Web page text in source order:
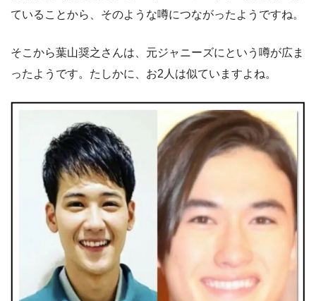
ていることから、そのような噂につながったようですね。
そこから葉山奨之さんは、元ジャニーズにという噂が広ま
ったようです。たしかに、お2人は似ていますよね。